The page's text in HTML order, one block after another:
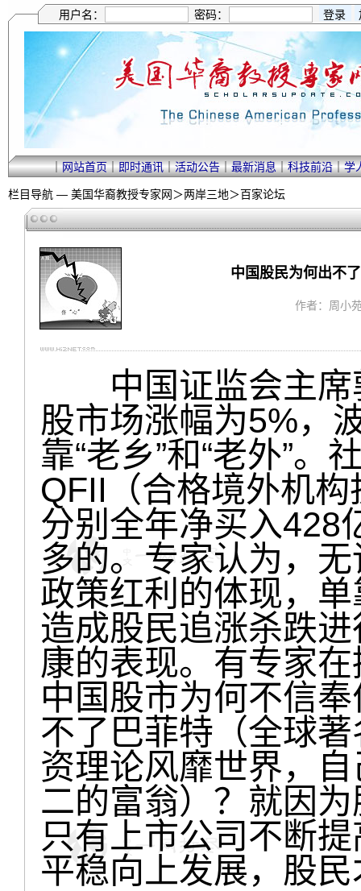
用户名： 密码：
｜网站首页｜即时通讯｜活动公告｜最新消息｜科技前沿｜学
栏目导航 — 美国华裔教授专家网＞两岸三地＞百家论坛
中国股民为何出不
作者：周小
中国证监会主席
股市场涨幅为5%，
靠“老乡”和“老外”
QFII（合格境外机构
分别全年净买入428
多的。专家认为，无
政策红利的体现，
造成股民追涨杀跌
康的表现。有专家
中国股市为何不信
不了巴菲特（全球
资理论风靡世界，
二的富翁）？就因
只有上市公司不断
平稳向上发展，股